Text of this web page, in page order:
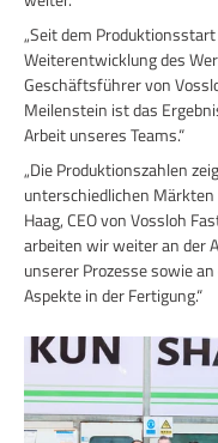
„Seit dem
Weiterentwicklung des
Geschäftsführer von
Meilenstein ist das
Arbeit unseres Teams.“
„Die Produktionszahlen
unterschiedlichen Märkten
Haag, CEO von Vossloh
arbeiten wir weiter an der
unserer Prozesse sowie
Aspekte in der Fertigung.“